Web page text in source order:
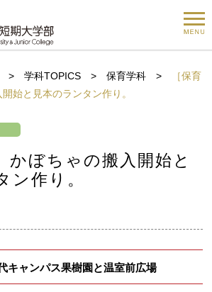
>学科TOPICS >保育学科 >
［保育
始と見本のランタン作り。
かぼちゃの搬入開始と
ン作り。
ャンパス果樹園と温室前広場